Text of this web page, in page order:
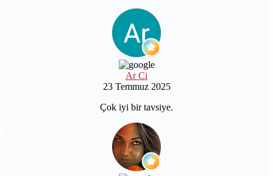
Ar Ci
23 Temmuz 2025
Çok iyi bir tavsiye.